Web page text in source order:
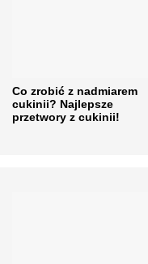
Co zrobić z nadmiarem
cukinii? Najlepsze
przetwory z cukinii!